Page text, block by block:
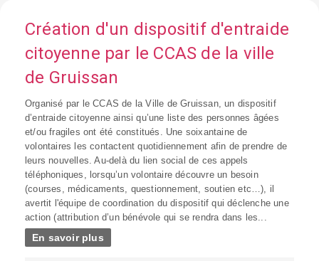
Création d'un dispositif d'entraide
citoyenne par le CCAS de la ville
de Gruissan
Organisé par le CCAS de la Ville de Gruissan, un dispositif
d’entraide citoyenne ainsi qu’une liste des personnes âgées
et/ou fragiles ont été constitués. Une soixantaine de
volontaires les contactent quotidiennement afin de prendre de
leurs nouvelles. Au-delà du lien social de ces appels
téléphoniques, lorsqu’un volontaire découvre un besoin
(courses, médicaments, questionnement, soutien etc…), il
avertit l'équipe de coordination du dispositif qui déclenche une
action (attribution d’un bénévole qui se rendra dans les...
En savoir plus